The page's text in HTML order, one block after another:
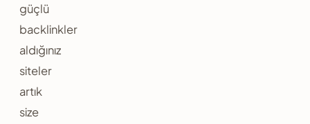
güçlü
backlinkler
aldığınız
siteler
artık
size